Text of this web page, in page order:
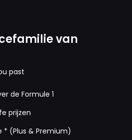
van
past
de Formule 1
prijzen
* (Plus & Premium)